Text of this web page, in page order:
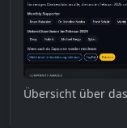
Übersicht über